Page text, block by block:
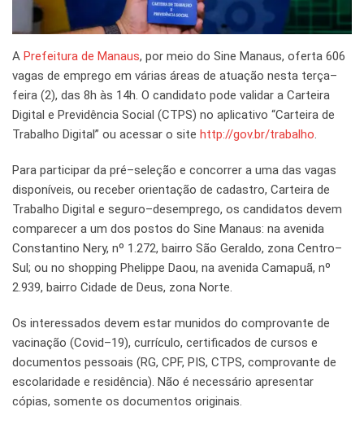
A Prefeitura de Manaus, por meio do Sine Manaus, oferta 606
vagas de emprego em várias áreas de atuação nesta terça–
feira (2), das 8h às 14h. O candidato pode validar a Carteira
Digital e Previdência Social (CTPS) no aplicativo “Carteira de
Trabalho Digital” ou acessar o site http://gov.br/trabalho.
Para participar da pré–seleção e concorrer a uma das vagas
disponíveis, ou receber orientação de cadastro, Carteira de
Trabalho Digital e seguro–desemprego, os candidatos devem
comparecer a um dos postos do Sine Manaus: na avenida
Constantino Nery, nº 1.272, bairro São Geraldo, zona Centro–
Sul; ou no shopping Phelippe Daou, na avenida Camapuã, nº
2.939, bairro Cidade de Deus, zona Norte.
Os interessados devem estar munidos do comprovante de
vacinação (Covid–19), currículo, certificados de cursos e
documentos pessoais (RG, CPF, PIS, CTPS, comprovante de
escolaridade e residência). Não é necessário apresentar
cópias, somente os documentos originais.